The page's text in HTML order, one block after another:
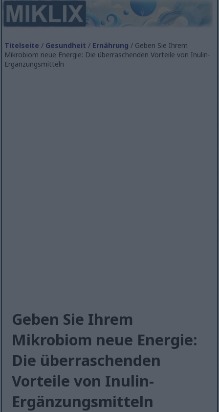
Titelseite / Gesundheit / Ernährung / Geben Sie Ihrem
Mikrobiom neue Energie: Die überraschenden Vorteile von Inulin-
Ergänzungsmitteln
Geben Sie Ihrem
Mikrobiom neue Energie:
Die überraschenden
Vorteile von Inulin-
Ergänzungsmitteln